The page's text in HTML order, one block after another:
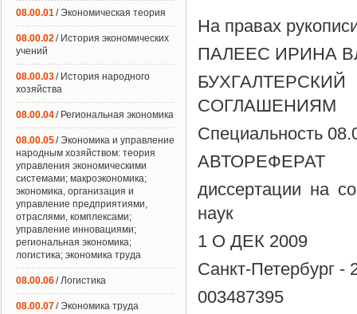
На правах
ПАЛЕЕС ИРИНА
СОГЛАШЕНИЯМ
Специальность
АВТОРЕФЕРАТ
диссертации на
наук
1 О ДЕК 2009
Санкт-Петербург -
003487395
08.00.01/ Экономическая теория
08.00.02/ История экономических
учений
08.00.03/ История народного
хозяйства
08.00.04/ Региональная экономика
08.00.05/ Экономика и управление
народным хозяйством: теория
управления экономическими
системами; макроэкономика;
экономика, организация и
управление предприятиями,
отраслями, комплексами;
управление инновациями;
региональная экономика;
логистика; экономика труда
08.00.06/ Логистика
08.00.07/ Экономика труда